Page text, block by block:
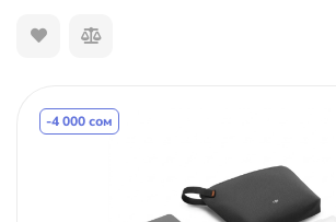
-4 000 сом